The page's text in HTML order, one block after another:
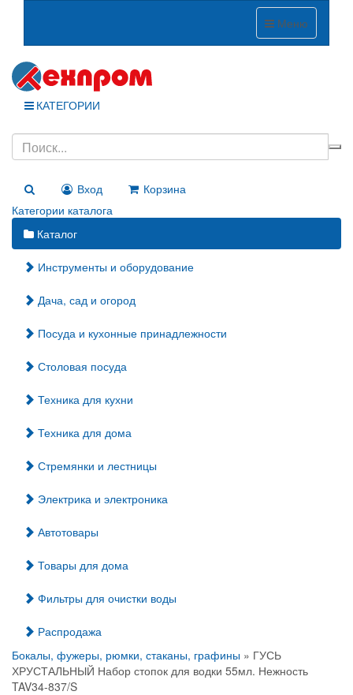
Меню
КАТЕГОРИИ
Вход
Корзина
Категории каталога
Каталог
Инструменты и оборудование
Дача, сад и огород
Посуда и кухонные принадлежности
Столовая посуда
Техника для кухни
Техника для дома
Стремянки и лестницы
Электрика и электроника
Автотовары
Товары для дома
Фильтры для очистки воды
Распродажа
Бокалы, фужеры, рюмки, стаканы, графины » ГУСЬ
ХРУСТАЛЬНЫЙ Набор стопок для водки 55мл. Нежность
TAV34-837/S